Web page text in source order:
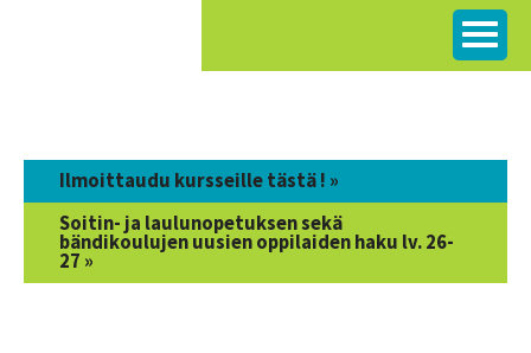
Ilmoittaudu kursseille tästä ! »
Soitin- ja laulunopetuksen sekä
bändikoulujen uusien oppilaiden haku lv. 26-
27 »